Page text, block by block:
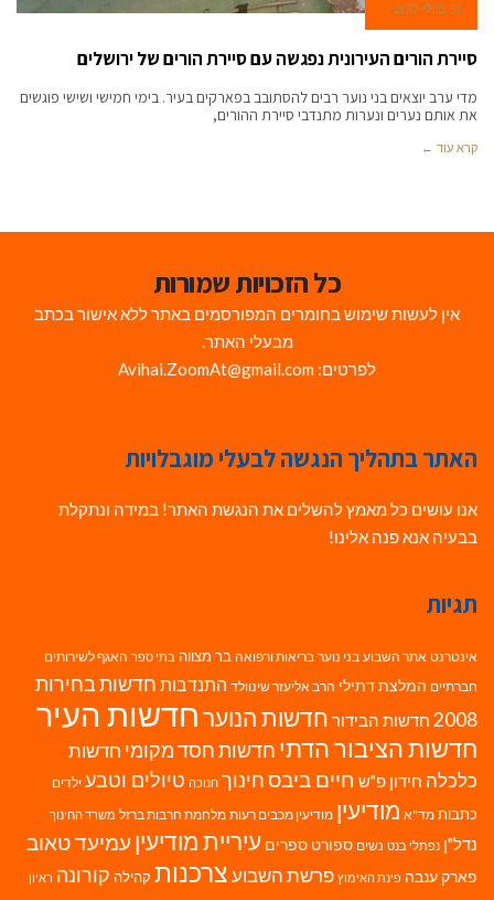
31 ביולי 2017
סיירת הורים העירונית נפגשה עם סיירת הורים של ירושלים
מדי ערב יוצאים בני נוער רבים להסתובב בפארקים בעיר. בימי חמישי ושישי פוגשים
את אותם נערים ונערות מתנדבי סיירת ההורים,
קרא עוד ←
כל הזכויות שמורות
אין לעשות שימוש בחומרים המפורסמים באתר ללא אישור בכתב
מבעלי האתר.
לפרטים: Avihai.ZoomAt@gmail.com
האתר בתהליך הנגשה לבעלי מוגבלויות
אנו עושים כל מאמץ להשלים את הנגשת האתר! במידה ונתקלת
בבעיה אנא פנה אלינו!
תגיות
אינטרנט אתר השבוע בני נוער בריאות ורפואה בר מצווה בתי ספר האגף לשירותים
חברתיים המלצת דתילי הרב אליעזר שינוולד התנדבות חדשות בחירות
2008 חדשות הבידור חדשות הנוערחדשות העיר
חדשות הציבור הדתי חדשות חסד מקומי חדשות
כלכלה חידון פ"ש חיים ביבסחינוך חנוכה טיולים וטבע ילדים
כתבות מד"א מודיעין מודיעין מכבים רעות מלחמת חרבות ברזל משרד החינוך
נדל"ן נפתלי בנט נשים ספורט ספרים עיריית מודיעין עמיעד טאוב
פארק ענבה פינת האימוץ פרשת השבועצרכנות קהילה קורונה ראיון